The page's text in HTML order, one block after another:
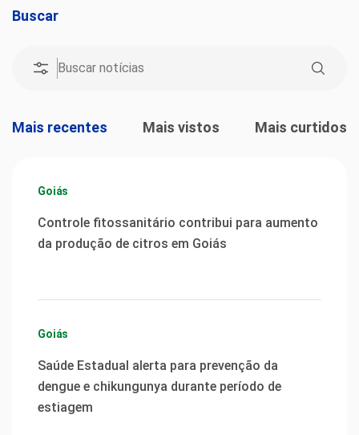
Buscar
Mais recentes Mais vistos Mais curtidos
Goiás
Controle fitossanitário contribui para aumento
da produção de citros em Goiás
Goiás
Saúde Estadual alerta para prevenção da
dengue e chikungunya durante período de
estiagem